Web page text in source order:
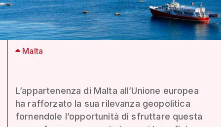
Malta
L’appartenenza di Malta all’Unione europea
ha rafforzato la sua rilevanza geopolitica
fornendole l’opportunità di sfruttare questa